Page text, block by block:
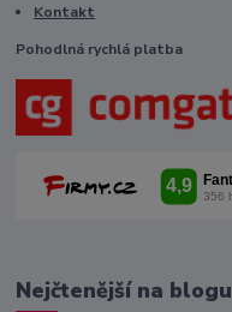
Kontakt
Pohodlná rychlá platba
Nejčtenější na blogu